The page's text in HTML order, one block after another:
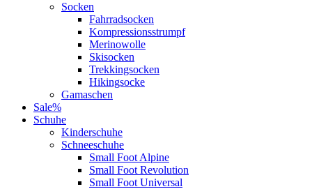
Socken
Fahrradsocken
Kompressionsstrumpf
Merinowolle
Skisocken
Trekkingsocken
Hikingsocke
Gamaschen
Sale%
Schuhe
Kinderschuhe
Schneeschuhe
Small Foot Alpine
Small Foot Revolution
Small Foot Universal